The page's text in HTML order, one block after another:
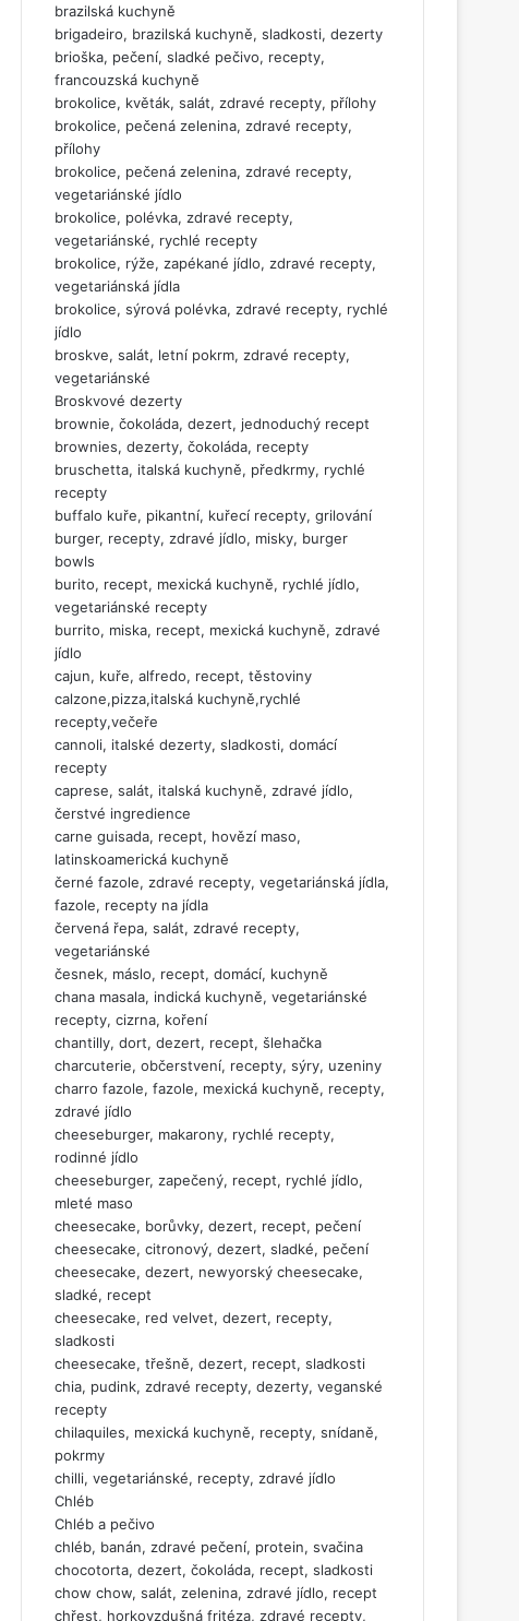
brazilská kuchyně
brigadeiro, brazilská kuchyně, sladkosti, dezerty
brioška, pečení, sladké pečivo, recepty,
francouzská kuchyně
brokolice, květák, salát, zdravé recepty, přílohy
brokolice, pečená zelenina, zdravé recepty,
přílohy
brokolice, pečená zelenina, zdravé recepty,
vegetariánské jídlo
brokolice, polévka, zdravé recepty,
vegetariánské, rychlé recepty
brokolice, rýže, zapékané jídlo, zdravé recepty,
vegetariánská jídla
brokolice, sýrová polévka, zdravé recepty, rychlé
jídlo
broskve, salát, letní pokrm, zdravé recepty,
vegetariánské
Broskvové dezerty
brownie, čokoláda, dezert, jednoduchý recept
brownies, dezerty, čokoláda, recepty
bruschetta, italská kuchyně, předkrmy, rychlé
recepty
buffalo kuře, pikantní, kuřecí recepty, grilování
burger, recepty, zdravé jídlo, misky, burger
bowls
burito, recept, mexická kuchyně, rychlé jídlo,
vegetariánské recepty
burrito, miska, recept, mexická kuchyně, zdravé
jídlo
cajun, kuře, alfredo, recept, těstoviny
calzone,pizza,italská kuchyně,rychlé
recepty,večeře
cannoli, italské dezerty, sladkosti, domácí
recepty
caprese, salát, italská kuchyně, zdravé jídlo,
čerstvé ingredience
carne guisada, recept, hovězí maso,
latinskoamerická kuchyně
černé fazole, zdravé recepty, vegetariánská jídla,
fazole, recepty na jídla
červená řepa, salát, zdravé recepty,
vegetariánské
česnek, máslo, recept, domácí, kuchyně
chana masala, indická kuchyně, vegetariánské
recepty, cizrna, koření
chantilly, dort, dezert, recept, šlehačka
charcuterie, občerstvení, recepty, sýry, uzeniny
charro fazole, fazole, mexická kuchyně, recepty,
zdravé jídlo
cheeseburger, makarony, rychlé recepty,
rodinné jídlo
cheeseburger, zapečený, recept, rychlé jídlo,
mleté maso
cheesecake, borůvky, dezert, recept, pečení
cheesecake, citronový, dezert, sladké, pečení
cheesecake, dezert, newyorský cheesecake,
sladké, recept
cheesecake, red velvet, dezert, recepty,
sladkosti
cheesecake, třešně, dezert, recept, sladkosti
chia, pudink, zdravé recepty, dezerty, veganské
recepty
chilaquiles, mexická kuchyně, recepty, snídaně,
pokrmy
chilli, vegetariánské, recepty, zdravé jídlo
Chléb
Chléb a pečivo
chléb, banán, zdravé pečení, protein, svačina
chocotorta, dezert, čokoláda, recept, sladkosti
chow chow, salát, zelenina, zdravé jídlo, recept
chřest, horkovzdušná fritéza, zdravé recepty,